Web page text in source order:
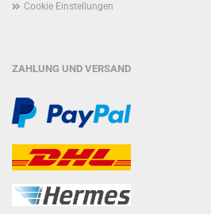
Cookie Einstellungen
ZAHLUNG UND VERSAND